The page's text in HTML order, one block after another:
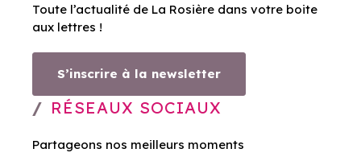
Toute l’actualité de La Rosière dans votre boite
aux lettres !
S’inscrire à la newsletter
RÉSEAUX SOCIAUX
Partageons nos meilleurs moments